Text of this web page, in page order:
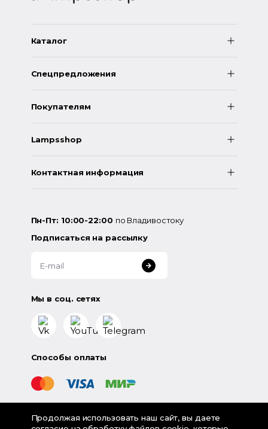
Каталог
Спецпредложения
Покупателям
Lampsshop
Контактная информация
Пн-Пт: 10:00-22:00 по Владивостоку
Подписаться на рассылку
Мы в соц. сетях
Способы оплаты
©2026«LampsShop» - интернет-магазин люстр и
Продолжая использовать наш сайт, вы даете